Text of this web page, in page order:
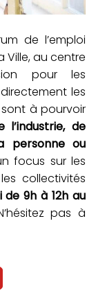
de l’emploi
Ville, au centre
pour les
les
à pourvoir
de
personne ou
focus sur les
collectivités
9h à 12h au
pas à